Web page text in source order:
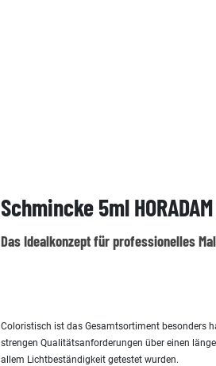
Schmincke 5ml
Das Idealkonzept für professionelles
Coloristisch ist das Gesamtsortiment besonders
strengen Qualitätsanforderungen über einen
allem Lichtbeständigkeit getestet wurden.